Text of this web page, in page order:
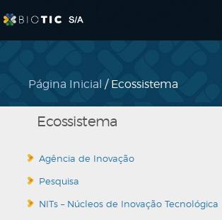
Página Inicial / Ecossistema
Ecossistema
Agência de Inovação
Pesquisa
NITs – Núcleos de Inovação Tecnológica